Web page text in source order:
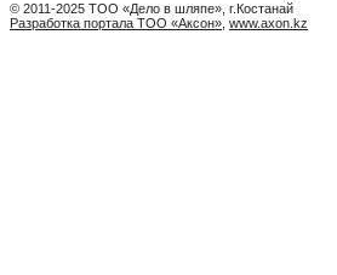
© 2011-2025 ТОО «Дело в шляпе», г.Костанай
Разработка портала ТОО «Аксон» www.axon.kz